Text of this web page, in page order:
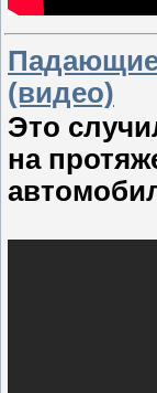
Падающие
(видео)
Это
на